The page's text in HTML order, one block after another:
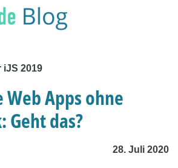
iJS 2019
Web Apps ohne
Geht das?
28. Juli 2020